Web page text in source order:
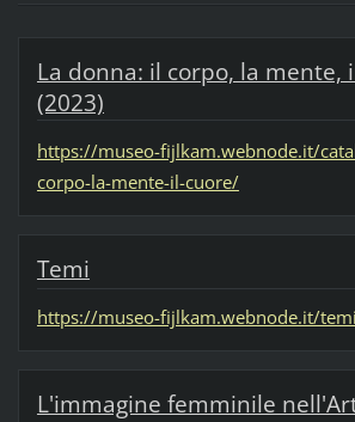
La donna: il corpo, la mente,
(2023)
https://museo-fijlkam.webnode.it/
corpo-la-mente-il-cuore/
Temi
https://museo-fijlkam.webnode.it/
L'immagine femminile